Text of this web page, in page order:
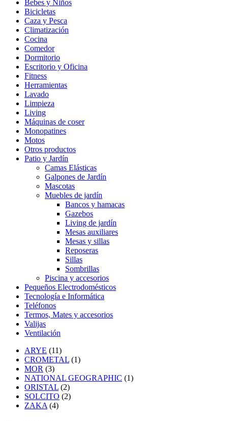
Bebes y Niños
Bicicletas
Caza y Pesca
Climatización
Cocina
Comedor
Dormitorio
Escritorio y Oficina
Fitness
Herramientas
Lavado
Limpieza
Living
Máquinas de coser
Monopatines
Motos
Otros productos
Patio y Jardín
Camas Elásticas
Galpones de Jardín
Mascotas
Muebles de jardín
Bancos y hamacas
Gazebos
Living de jardín
Mesas auxiliares
Mesas y sillas
Reposeras
Sillas
Sombrillas
Piscina y accesorios
Pequeños Electrodomésticos
Tecnología e Informática
Teléfonos
Termos, Mates y accesorios
Valijas
Ventilación
ARYE (11)
CROMETAL (1)
MOR (3)
NATIONAL GEOGRAPHIC (1)
ORISTAL (2)
SOLCITO (2)
ZAKA (4)